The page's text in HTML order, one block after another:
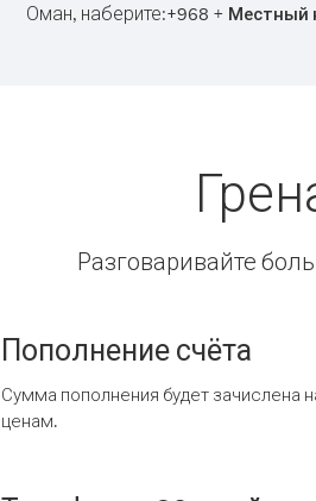
Оман, наберите:+968 + Местный
Разговаривайте
Пополнение счёта
Сумма пополнения будет зачислена
ценам.